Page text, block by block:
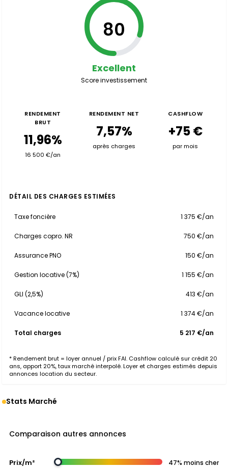
80
Excellent
Score investissement
RENDEMENT
BRUT
11,96%
16 500 €/an
RENDEMENT NET
7,57%
après charges
CASHFLOW
+75 €
par mois
DÉTAIL DES CHARGES ESTIMÉES
Taxe foncière 1 375 €/an
Charges copro. NR 750 €/an
Assurance PNO 150 €/an
Gestion locative (7%) 1 155 €/an
GLI (2,5%) 413 €/an
Vacance locative 1 374 €/an
Total charges 5 217 €/an
* Rendement brut = loyer annuel / prix FAI. Cashflow calculé sur crédit 20
ans, apport 20%, taux marché interpolé. Loyer et charges estimés depuis
annonces location du secteur.
Stats Marché
Comparaison autres annonces
Prix/m² 47% moins cher